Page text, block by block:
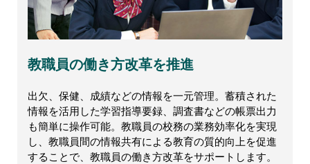
教職員の働き方改革を推進
出欠、保健、成績などの情報を一元管理。蓄積された
情報を活用した学習指導要録、調査書などの帳票出力
も簡単に操作可能。教職員の校務の業務効率化を実現
し、教職員間の情報共有による教育の質的向上を促進
することで、教職員の働き方改革をサポートします。